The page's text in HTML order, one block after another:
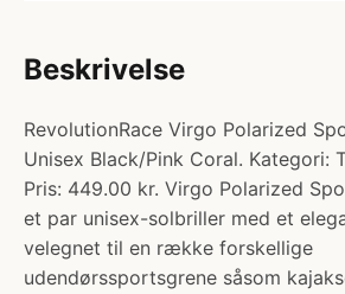
Beskrivelse
RevolutionRace Virgo Polarized
Unisex Black/Pink Coral. Kategori:
Pris: 449.00 kr. Virgo Polarized
et par unisex-solbriller med et
velegnet til en række forskellige
udendørssportsgrene såsom